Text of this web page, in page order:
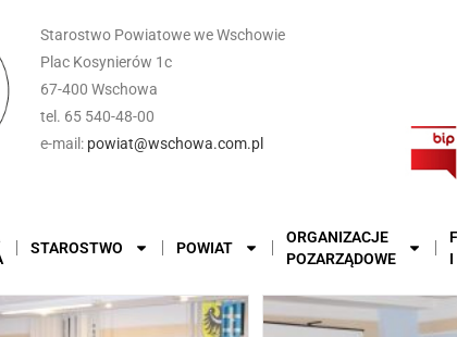
Starostwo Powiatowe we Wschowie
Plac Kosynierów 1c
67-400 Wschowa
tel. 65 540-48-00
e-mail: powiat@wschowa.com.pl
STAROSTWO POWIAT
ORGANIZACJE
POZARZĄDOWE
I